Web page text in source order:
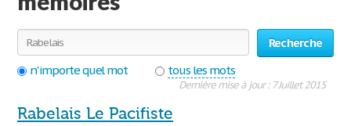
Se connecter
Contactez-nous
Recherche
n'importe quel mot
tous les mots
Dernière mise à jour : 7 Juillet 2015
Rabelais Le Pacifiste